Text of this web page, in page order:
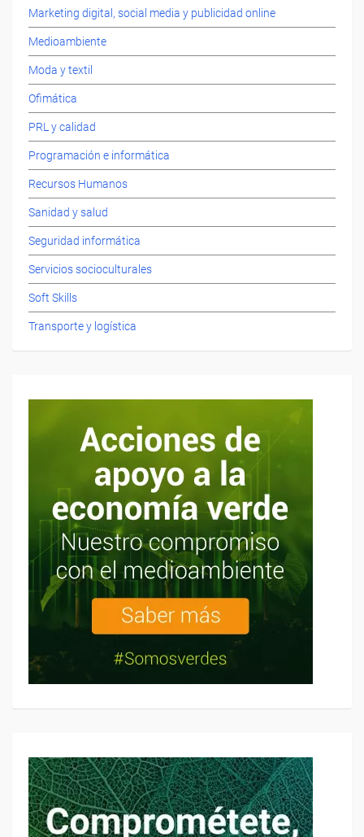
Marketing digital, social media y publicidad online
Medioambiente
Moda y textil
Ofimática
PRL y calidad
Programación e informática
Recursos Humanos
Sanidad y salud
Seguridad informática
Servicios socioculturales
Soft Skills
Transporte y logística